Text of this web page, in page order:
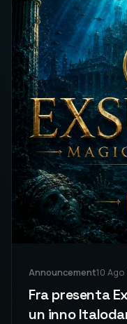
Announcement10
Fra presenta
un inno